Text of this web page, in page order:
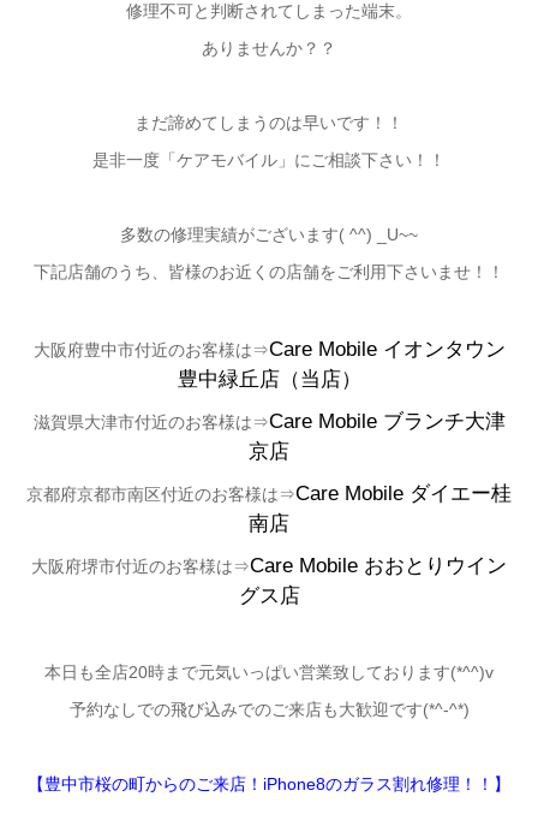
修理不可と判断されてしまった端末。
ありませんか？？
まだ諦めてしまうのは早いです！！
是非一度「ケアモバイル」にご相談下さい！！
多数の修理実績がございます( ^^) _U~~
下記店舗のうち、皆様のお近くの店舗をご利用下さいませ！！
大阪府豊中市付近のお客様は⇒Care Mobileイオンタウン
豊中緑丘店（当店）
滋賀県大津市付近のお客様は⇒Care Mobile ブランチ大津
京店
京都府京都市南区付近のお客様は⇒Care Mobile ダイエー桂
南店
大阪府堺市付近のお客様は⇒Care Mobile おおとりウイン
グス店
本日も全店20時まで元気いっぱい営業致しております(*^^)v
予約なしでの飛び込みでのご来店も大歓迎です(*^-^*)
【豊中市桜の町からのご来店！iPhone8のガラス割れ修理！！】